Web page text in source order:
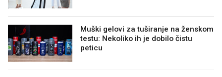
Muški gelovi za tuširanje na ženskom
testu: Nekoliko ih je dobilo čistu
peticu